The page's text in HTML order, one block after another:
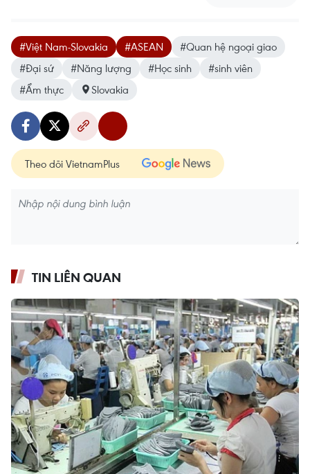
#Việt Nam-Slovakia #ASEAN
#Quan hệ ngoại giao
#Đại sứ
#Năng lượng #Học sinh
#sinh viên
#Ẩm thực
Slovakia
Theo dõi VietnamPlus
TIN LIÊN QUAN